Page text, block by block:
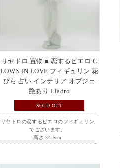
リヤドロ 置物 ■ 恋するピエロ C
LOWN IN LOVE フィギュリン 花
びら 占い インテリア オブジェ
艶あり Lladro
SOLD OUT
リヤドロの恋するピエロのフィギュリン
でございます。
高さ 34.5cm